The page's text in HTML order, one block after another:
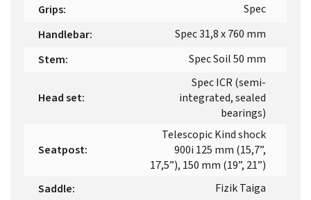
Grips:
Spec
Handlebar:
Spec 31,8 x 760 mm
Stem: Spec Soil 50 mm
Head set:
Spec ICR (semi-
integrated, sealed
bearings)
Seatpost:
Telescopic Kind shock
900i 125 mm (15,7”,
17,5”), 150 mm (19”, 21”)
Saddle: Fizik Taiga